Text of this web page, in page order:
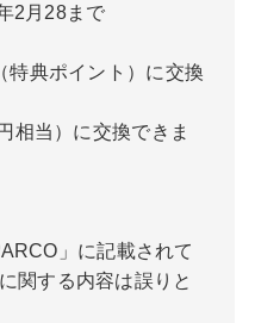
2月28まで
特典ポイント）に交換
相当）に交換できま
」に記載されて
関する内容は誤りと